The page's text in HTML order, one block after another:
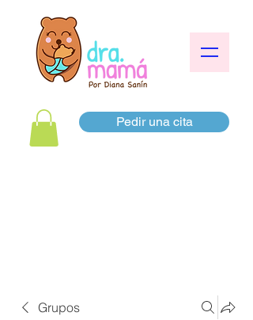
Pedir una cita
Grupos